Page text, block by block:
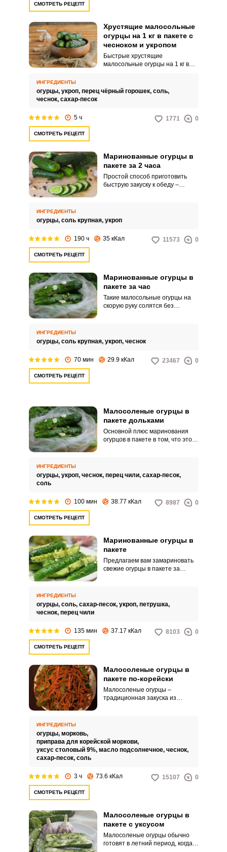
СМОТРЕТЬ РЕЦЕПТ
Хрустящие малосольные
огурцы на 1 кг в пакете с
чесноком и укропом
Быстрые хрустящие
малосольные огурцы на 1 кг в
откажется ни ребенок, ни
ИНГРЕДИЕНТЫ
огурцы, укроп, перец чёрный горошек, соль,
чеснок, сахар-песок
5 ч 1771 0
СМОТРЕТЬ РЕЦЕПТ
Маринованные огурцы в
пакете за 2 часа
Простой способ приготовить
быструю закуску к обеду –
огурцы и зелень были не
подвявшие, лучший вариант –
грядки.
ИНГРЕДИЕНТЫ
огурцы, соль крупная, укроп
190 ч 35 кКал 11573 0
СМОТРЕТЬ РЕЦЕПТ
Маринованные огурцы в
пакете за час
Такие малосольные огурцы на
скорую руку солятся без
приготовления салата.
ИНГРЕДИЕНТЫ
огурцы, соль крупная, укроп, чеснок
70 мин 29.9 кКал 23467 0
СМОТРЕТЬ РЕЦЕПТ
Малосоленые огурцы в
пакете дольками
Основной плюс маринования
огурцов в пакете в том, что это
пропитались специями и солью,
нарежьте их дольками.
ИНГРЕДИЕНТЫ
огурцы, укроп, чеснок, перец чили, сахар-песок,
соль
100 мин 38.77 кКал 8987 0
СМОТРЕТЬ РЕЦЕПТ
Маринованные огурцы в
пакете
Предлагаем вам замариновать
свежие огурцы в пакете за
кушать сие чудесное творение
своих ручек вы сможете уже
ночью полежали огурчики в
засолить их к обеду по этому
простейшему рецепту, который
удивит вас прекрасным
результатом!
ИНГРЕДИЕНТЫ
огурцы, соль, сахар-песок, укроп, петрушка,
чеснок, перец чили
135 мин 37.17 кКал 8103 0
СМОТРЕТЬ РЕЦЕПТ
Малосоленые огурцы в
пакете по-корейски
Малосоленые огурцы –
традиционная закуска из
молодых малосоленых
огурчиков.
ИНГРЕДИЕНТЫ
огурцы, морковь,
приправа для корейской моркови,
уксус столовый 9%, масло подсолнечное, чеснок,
сахар-песок, соль
3 ч 73.6 кКал 15107 0
СМОТРЕТЬ РЕЦЕПТ
Малосоленые огурцы в
пакете с уксусом
Малосоленые огурцы обычно
готовят в летний период, когда
ВХОД НА САЙТ РЕГИСТРАЦИЯ
с помощью социальных сетей:
или